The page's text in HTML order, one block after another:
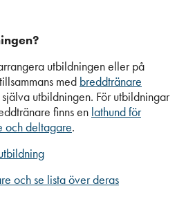
utbildningen eller på
med breddtränare
utbildningen. För utbildningar
finns en lathund för
och deltagare.
och se lista över deras